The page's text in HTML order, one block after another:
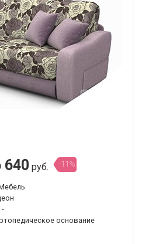
640 руб. -11%
-
основание